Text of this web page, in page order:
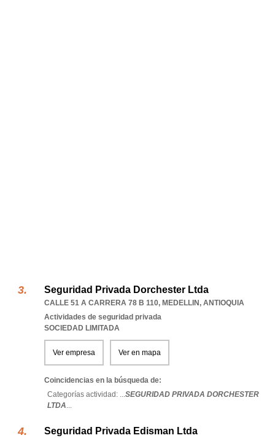
Seguridad Privada Dorchester Ltda
CALLE 51 A CARRERA 78 B 110, MEDELLIN, ANTIOQUIA
Actividades de seguridad privada
SOCIEDAD LIMITADA
Ver empresa Ver en mapa
Coincidencias en la búsqueda de:
Categorías actividad: ...SEGURIDAD PRIVADA DORCHESTER
LTDA...
Seguridad Privada Edisman Ltda